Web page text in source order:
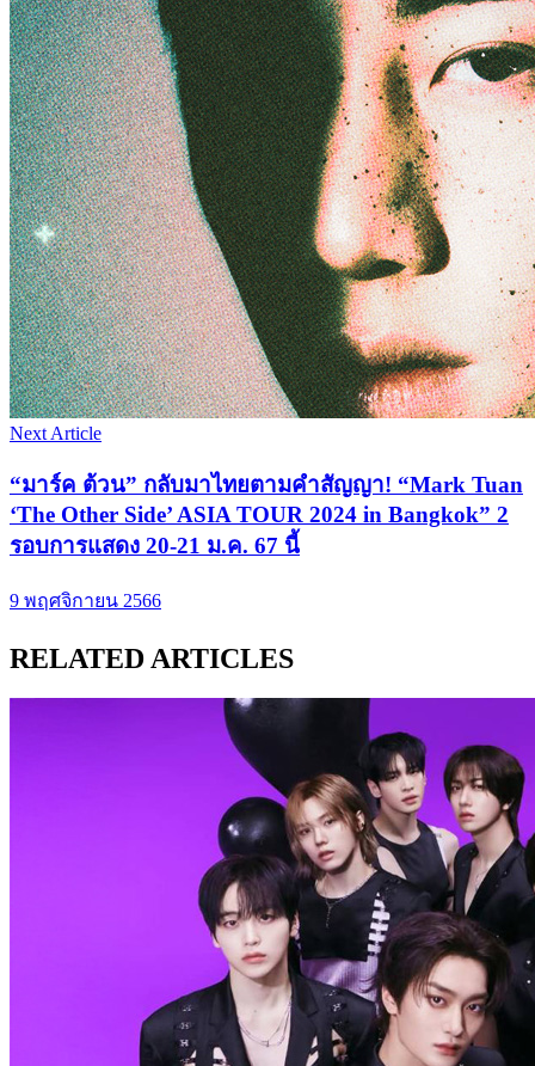
Next Article
“มาร์ค ต้วน” กลับมาไทยตามคำสัญญา! “Mark Tuan
‘The Other Side’ ASIA TOUR 2024 in Bangkok” 2
รอบการแสดง 20-21 ม.ค. 67 นี้
9 พฤศจิกายน 2566
RELATED ARTICLES